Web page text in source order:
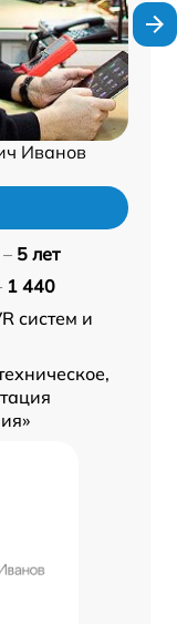
Иванов
5 лет
1 440
систем и